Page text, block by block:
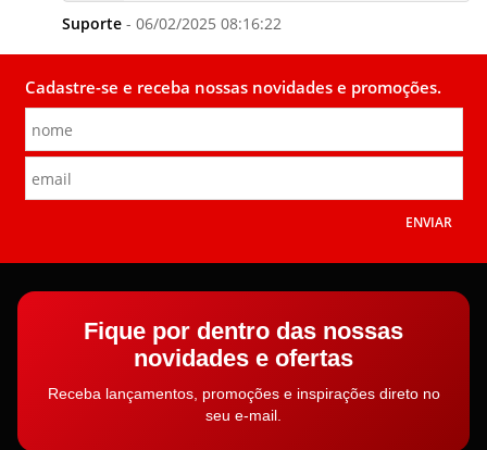
Suporte- 06/02/2025 08:16:22
Cadastre-se e receba nossas novidades e promoções.
ENVIAR
Fique por dentro das nossas
novidades e ofertas
Receba lançamentos, promoções e inspirações direto no
seu e-mail.